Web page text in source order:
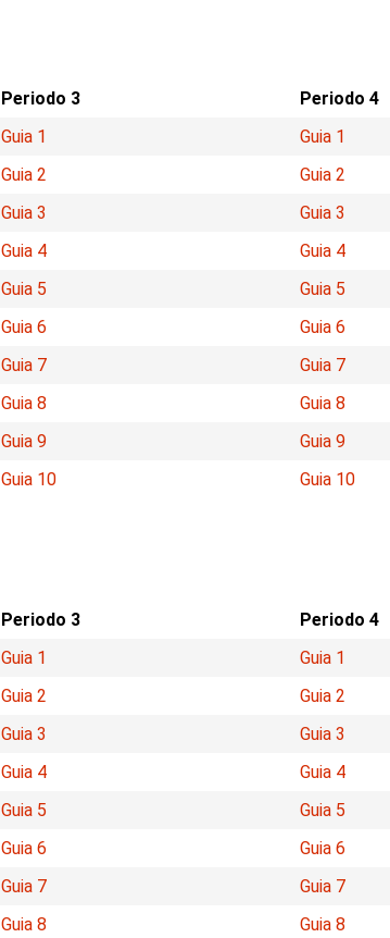
Periodo 3
Periodo 4
Guia 1
Guia 1
Guia 2
Guia 2
Guia 3
Guia 3
Guia 4
Guia 4
Guia 5
Guia 5
Guia 6
Guia 6
Guia 7
Guia 7
Guia 8
Guia 8
Guia 9
Guia 9
Guia 10 Guia 10
Periodo 3
Periodo 4
Guia 1
Guia 1
Guia 2
Guia 2
Guia 3
Guia 3
Guia 4
Guia 4
Guia 5
Guia 5
Guia 6
Guia 6
Guia 7
Guia 7
Guia 8
Guia 8